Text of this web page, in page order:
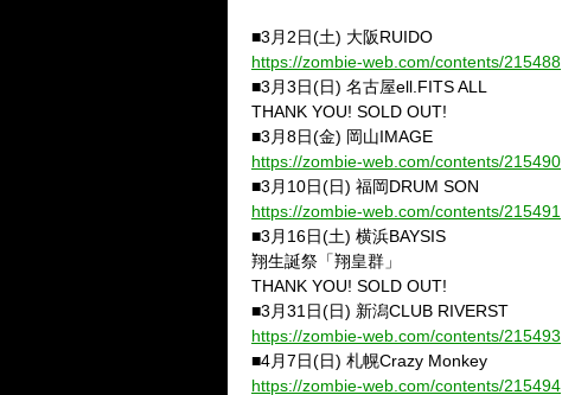
■3月2日(土) 大阪RUIDO
https://zombie-web.com/contents/215488
■3月3日(日) 名古屋ell.FITS ALL
THANK YOU! SOLD OUT!
■3月8日(金) 岡山IMAGE
https://zombie-web.com/contents/215490
■3月10日(日) 福岡DRUM SON
https://zombie-web.com/contents/215491
■3月16日(土) 横浜BAYSIS
翔生誕祭「翔皇群」
THANK YOU! SOLD OUT!
■3月31日(日) 新潟CLUB RIVERST
https://zombie-web.com/contents/215493
■4月7日(日) 札幌Crazy Monkey
https://zombie-web.com/contents/215494